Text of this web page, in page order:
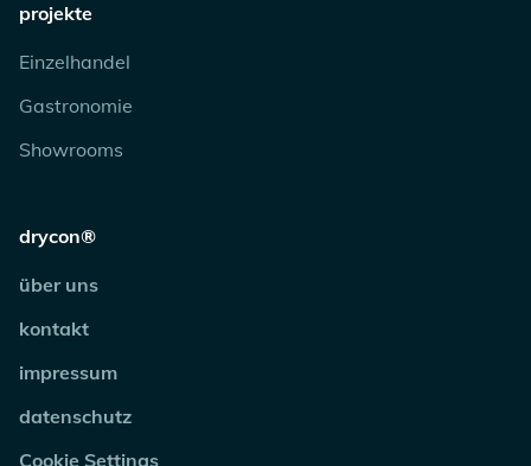
projekte
Einzelhandel
Gastronomie
Showrooms
drycon®
über uns
kontakt
impressum
datenschutz
Cookie Settings